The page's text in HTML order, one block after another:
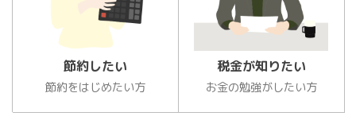
節約したい
節約をはじめたい方
税金が知りたい
お金の勉強がしたい方